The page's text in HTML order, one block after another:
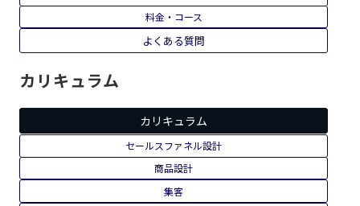
料金・コース
よくある質問
カリキュラム
カリキュラム
セールスファネル設計
商品設計
集客